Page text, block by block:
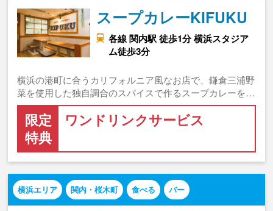
スープカレーKIFUKU
各線 関内駅 徒歩1分 横浜スタジア
ム徒歩3分
横浜の港町に合うカリフォルニア風なお店で、鎌倉三浦野
菜を使用した独自調合のスパイスで作るスープカレーを…
限定
特典
ワンドリンクサービス
横浜エリア 関内・桜木町 食べる バー